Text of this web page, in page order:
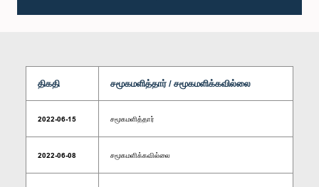
திகதி சமூகமளித்தார் / சமூகமளிக்கவில்லை
2022-06-15 சமூகமளித்தார்
2022-06-08 சமூகமளிக்கவில்லை